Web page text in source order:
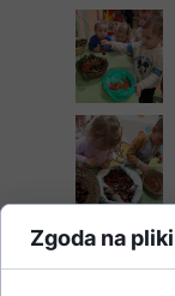
Zgoda na